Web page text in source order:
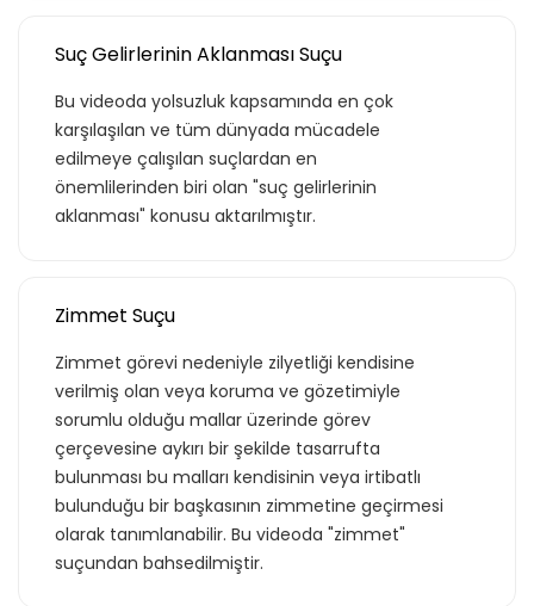
Suç Gelirlerinin Aklanması Suçu
Bu videoda yolsuzluk kapsamında en çok
karşılaşılan ve tüm dünyada mücadele
edilmeye çalışılan suçlardan en
önemlilerinden biri olan "suç gelirlerinin
aklanması" konusu aktarılmıştır.
Zimmet Suçu
Zimmet görevi nedeniyle zilyetliği kendisine
verilmiş olan veya koruma ve gözetimiyle
sorumlu olduğu mallar üzerinde görev
çerçevesine aykırı bir şekilde tasarrufta
bulunması bu malları kendisinin veya irtibatlı
bulunduğu bir başkasının zimmetine geçirmesi
olarak tanımlanabilir. Bu videoda "zimmet"
suçundan bahsedilmiştir.